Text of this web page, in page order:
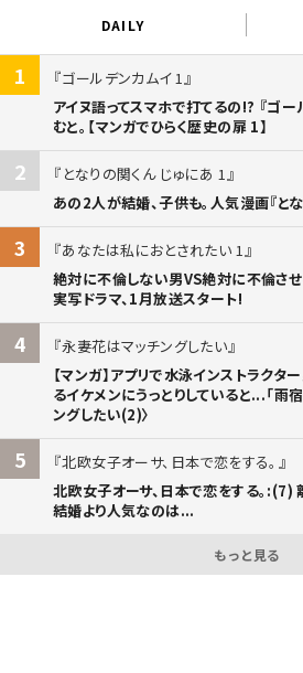
DAILY
1
ゴールデンカムイ 1
アイヌ語ってスマホで打てるの!? 『ゴ
むと。【マンガでひらく歴史の扉 1】
2
となりの関くん じゅにあ 1
あの2人が結婚、子供も。人気漫画『と
3
あなたは私におとされたい 1
絶対に不倫しない男VS絶対に不倫させ
実写ドラマ、1月放送スタート!
4
永妻花はマッチングしたい
【マンガ】アプリで水泳インストラクタ
るイケメンにうっとりしていると...「雨
ングしたい(2)〉
5
北欧女子オーサ、日本で恋をする。
北欧女子オーサ、日本で恋をする。:(7)
結婚より人気なのは...
もっと見る